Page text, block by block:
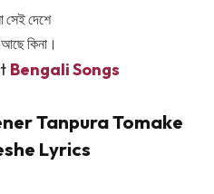
সেই দেশে
কিনা।
Bengali Songs
Tanpura Tomake
Lyrics